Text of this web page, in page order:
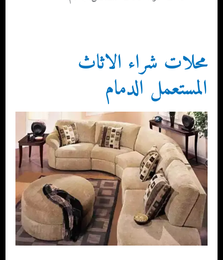
محلات شراء الاثاث
المستعمل الدمام